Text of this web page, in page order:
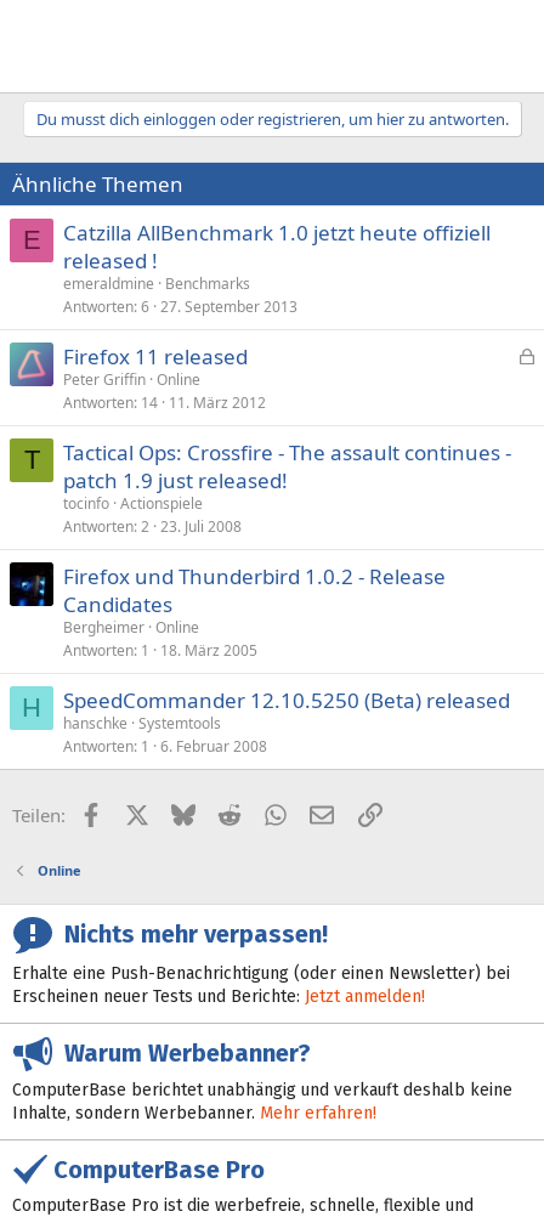
Du musst dich einloggen oder registrieren, um hier zu antworten.
Ähnliche Themen
E
Catzilla AllBenchmark 1.0 jetzt heute offiziell
released !
emeraldmine
Benchmarks
Antworten 6 27. September 2013
p
Firefox 11 released
Peter Griffin Online
Antworten 14 11. März 2012
T
Tactical Ops: Crossfire - The assault continues -
patch 1.9 just released!
tocinfo Actionspiele
Antworten 2 23. Juli 2008
Firefox und Thunderbird 1.0.2 - Release
Candidates
Bergheimer Online
Antworten 1 18. März 2005
H SpeedCommander 12.10.5250 (Beta) released
hanschke Systemtools
Antworten 1 6. Februar 2008
Teilen: FacebookX (Twitter)
BlueskyRedditWhatsApp
E-MailLink
Online
Nichts mehr verpassen!
Erhalte eine Push-Benachrichtigung (oder einen Newsletter) bei
Erscheinen neuer Tests und Berichte: Jetzt anmelden!
Warum Werbebanner?
ComputerBase berichtet unabhängig und verkauft deshalb keine
Inhalte, sondern Werbebanner. Mehr erfahren!
ComputerBase Pro
ComputerBase Pro ist die werbefreie, schnelle, flexible und